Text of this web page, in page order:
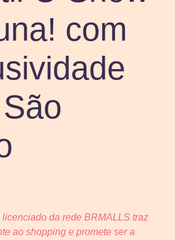
com
da rede BRMALLS traz
ao shopping e promete ser a